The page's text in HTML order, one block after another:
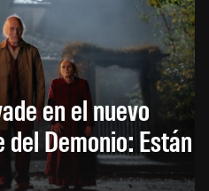
en el nuevo
Demonio: Están